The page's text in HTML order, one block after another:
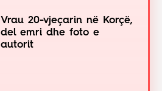
Vrau 20-vjeçarin në Korçë,
del emri dhe foto e
autorit